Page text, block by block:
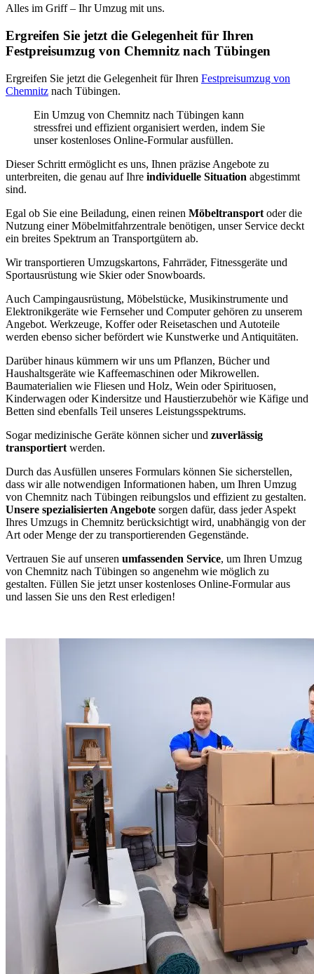
Alles im Griff – Ihr Umzug mit uns.
Ergreifen Sie jetzt die Gelegenheit für Ihren
Festpreisumzug von Chemnitz nach Tübingen
Ergreifen Sie jetzt die Gelegenheit für Ihren Festpreisumzug von
Chemnitz nach Tübingen.
Ein Umzug von Chemnitz nach Tübingen kann
stressfrei und effizient organisiert werden, indem Sie
unser kostenloses Online-Formular ausfüllen.
Dieser Schritt ermöglicht es uns, Ihnen präzise Angebote zu
unterbreiten, die genau auf Ihre individuelle Situation abgestimmt
sind.
Egal ob Sie eine Beiladung, einen reinen Möbeltransport oder die
Nutzung einer Möbelmitfahrzentrale benötigen, unser Service deckt
ein breites Spektrum an Transportgütern ab.
Wir transportieren Umzugskartons, Fahrräder, Fitnessgeräte und
Sportausrüstung wie Skier oder Snowboards.
Auch Campingausrüstung, Möbelstücke, Musikinstrumente und
Elektronikgeräte wie Fernseher und Computer gehören zu unserem
Angebot. Werkzeuge, Koffer oder Reisetaschen und Autoteile
werden ebenso sicher befördert wie Kunstwerke und Antiquitäten.
Darüber hinaus kümmern wir uns um Pflanzen, Bücher und
Haushaltsgeräte wie Kaffeemaschinen oder Mikrowellen.
Baumaterialien wie Fliesen und Holz, Wein oder Spirituosen,
Kinderwagen oder Kindersitze und Haustierzubehör wie Käfige und
Betten sind ebenfalls Teil unseres Leistungsspektrums.
Sogar medizinische Geräte können sicher und zuverlässig
transportiert werden.
Durch das Ausfüllen unseres Formulars können Sie sicherstellen,
dass wir alle notwendigen Informationen haben, um Ihren Umzug
von Chemnitz nach Tübingen reibungslos und effizient zu gestalten.
Unsere spezialisierten Angebote sorgen dafür, dass jeder Aspekt
Ihres Umzugs in Chemnitz berücksichtigt wird, unabhängig von der
Art oder Menge der zu transportierenden Gegenstände.
Vertrauen Sie auf unseren umfassenden Service, um Ihren Umzug
von Chemnitz nach Tübingen so angenehm wie möglich zu
gestalten. Füllen Sie jetzt unser kostenloses Online-Formular aus
und lassen Sie uns den Rest erledigen!